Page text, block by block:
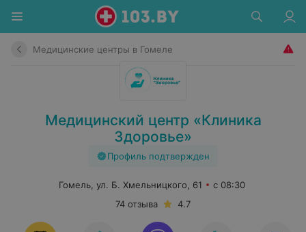
Медицинские центры в Гомеле
Медицинский центр «Клиника
Здоровье»
Профиль подтвержден
Гомель, ул. Б. Хмельницкого, 61
с 08:30
74 отзыва
4.7